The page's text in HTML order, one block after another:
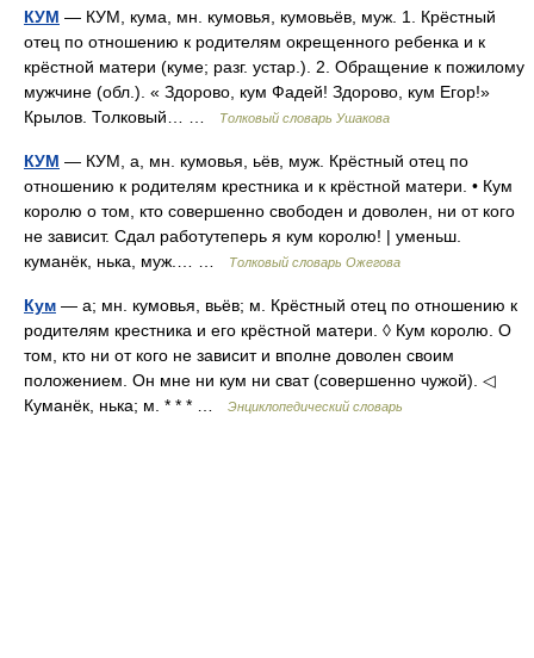
КУМ — КУМ, кума, мн. кумовья, кумовьёв, муж. 1. Крёстный
отец по отношению к родителям окрещенного ребенка и к
крёстной матери (куме; разг. устар.). 2. Обращение к пожилому
мужчине (обл.). « Здорово, кум Фадей! Здорово, кум Егор!»
Крылов. Толковый… …
Толковый словарь Ушакова
КУМ — КУМ, а, мн. кумовья, ьёв, муж. Крёстный отец по
отношению к родителям крестника и к крёстной матери. • Кум
королю о том, кто совершенно свободен и доволен, ни от кого
не зависит. Сдал работутеперь я кум королю! | уменьш.
куманёк, нька, муж.… …
Толковый словарь Ожегова
Кум — а; мн. кумовья, вьёв; м. Крёстный отец по отношению к
родителям крестника и его крёстной матери. ◊ Кум королю. О
том, кто ни от кого не зависит и вполне доволен своим
положением. Он мне ни кум ни сват (совершенно чужой). ◁
Куманёк, нька; м. * * * …
Энциклопедический словарь